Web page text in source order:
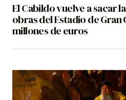
El Cabildo vuelve a sacar
obras del Estadio de Gran
millones de euros